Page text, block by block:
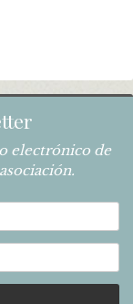
electrónico de